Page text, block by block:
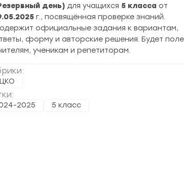
день) для учащихся 5 класса от
г., посвящённая проверке знаний.
официальные задания к вариантам,
форму и авторские решения. Будет
ученикам и репетиторам.
2025 5 класс